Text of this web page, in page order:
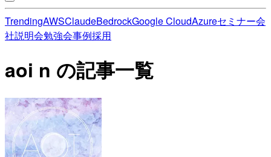
TrendingAWSClaudeBedrockGoogle CloudAzureセミナー会
社説明会勉強会事例採用
aoi n の記事一覧